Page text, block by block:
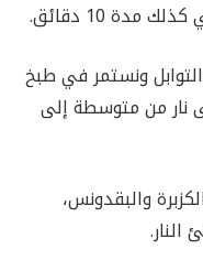
10 دقائق.
ونستمر في طبخ
20 دقيقة على نار من متوسطة إلى
والبقدونس،